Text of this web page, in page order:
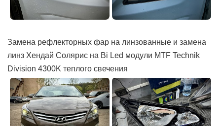
Замена рефлекторных фар на линзованные и замена
линз Хендай Солярис на Bi Led модули MTF Technik
Division 4300K теплого свечения